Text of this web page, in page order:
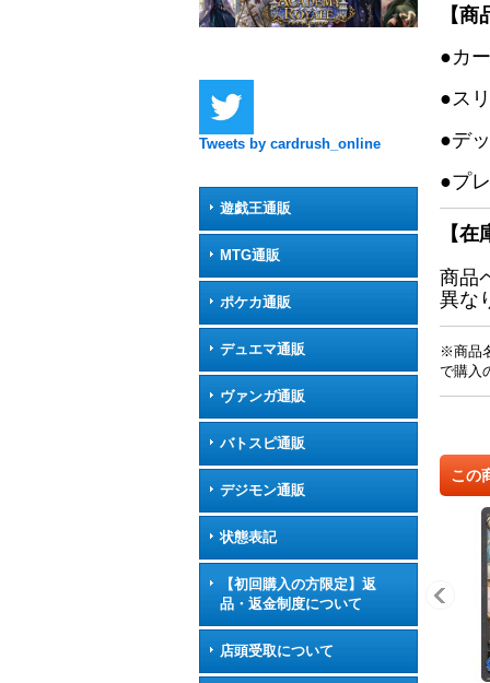
Tweets by cardrush_online
遊戯王通販
MTG通販
ポケカ通販
デュエマ通販
ヴァンガ通販
バトスピ通販
デジモン通販
状態表記
【初回購入の方限定】返
品・返金制度について
店頭受取について
【
●カ
●ス
●デ
●プ
【
商品
異な
※商品
で購入
この